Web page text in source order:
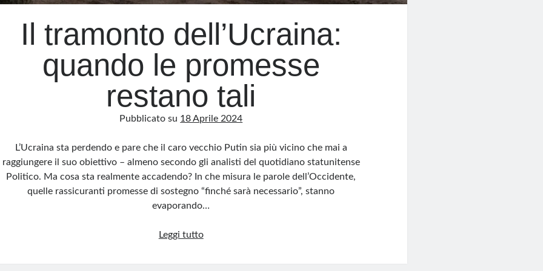
Il tramonto dell’Ucraina:
quando le promesse
restano tali
Pubblicato su 18 Aprile 2024
L’Ucraina sta perdendo e pare che il caro vecchio Putin sia più vicino che mai a
raggiungere il suo obiettivo – almeno secondo gli analisti del quotidiano statunitense
Politico. Ma cosa sta realmente accadendo? In che misura le parole dell’Occidente,
quelle rassicuranti promesse di sostegno “finché sarà necessario”, stanno
evaporando…
Leggi tuttoIl